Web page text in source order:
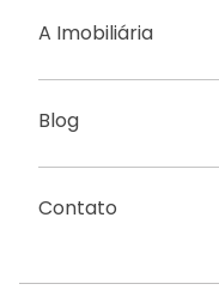
A Imobiliária
Blog
Contato